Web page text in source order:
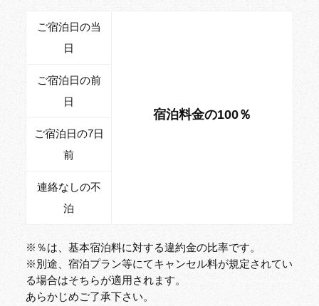
ご宿泊日の当
日
宿泊料金の100％
ご宿泊日の前
日
ご宿泊日の7日
前
連絡なしの不
泊
※％は、基本宿泊料に対する違約金の比率です。
※別途、宿泊プラン等にてキャンセル料が規定されてい
る場合はそちらが適用されます。
あらかじめご了承下さい。